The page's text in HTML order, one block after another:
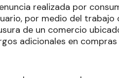
realizada por
por medio del
de un comercio
adicionales en